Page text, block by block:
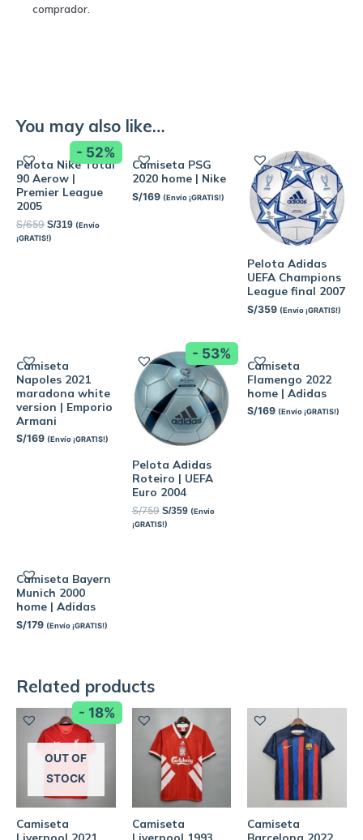
comprador.
You may also like…
- 52%
Pelota Nike Total
90 Aerow |
Premier League
2005
S/659 S/319 (Envío
¡GRATIS!)
Camiseta PSG
2020 home | Nike
S/169 (Envío ¡GRATIS!)
Pelota Adidas
UEFA Champions
League final 2007
S/359 (Envío ¡GRATIS!)
Camiseta
Napoles 2021
maradona white
version | Emporio
Armani
S/169 (Envío ¡GRATIS!)
- 53%
Pelota Adidas
Roteiro | UEFA
Euro 2004
S/759 S/359 (Envío
¡GRATIS!)
Camiseta
Flamengo 2022
home | Adidas
S/169 (Envío ¡GRATIS!)
Camiseta Bayern
Munich 2000
home | Adidas
S/179 (Envío ¡GRATIS!)
Related products
- 18%
OUT OF
STOCK
Camiseta
Liverpool 2021
Camiseta
Liverpool 1993
Camiseta
Barcelona 2022